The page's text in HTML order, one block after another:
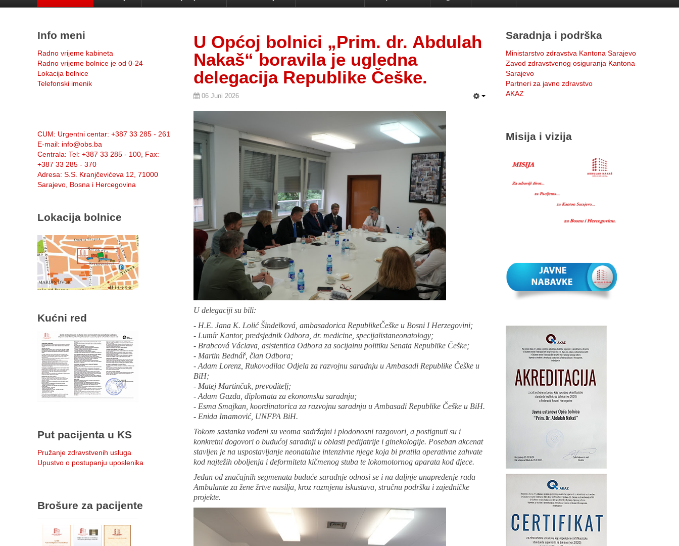
U Općoj bolnici „Prim. dr. Abdulah
Nakaš“ boravila je ugledna
delegacija Republike Češke.
06 Juni 2026
U delegaciji su bili:
- H.E. Jana K. Lolić Šindelková, ambasadorica RepublikeČeške u Bosni I Herzegovini;
- Lumír Kantor, predsjednik Odbora, dr. medicine, specijalistaneonatology;
- Brabcová Václava, asistentica Odbora za socijalnu politiku Senata Republike Češke;
- Martin Bednář, član Odbora;
- Adam Lorenz, Rukovodilac Odjela za razvojnu saradnju u Ambasadi Republike Češke u
BiH;
- Matej Martinčak, prevoditelj;
- Adam Gazda, diplomata za ekonomsku saradnju;
- Esma Smajkan, koordinatorica za razvojnu saradnju u Ambasadi Republike Češke u BiH.
- Enida Imamović, UNFPA BiH.
Tokom sastanka vođeni su veoma sadržajni i plodonosni razgovori, a postignuti su i
konkretni dogovori o budućoj saradnji u oblasti pedijatrije i ginekologije. Poseban akcenat
stavljen je na uspostavljanje neonatalne intenzivne njege koja bi pratila operativne zahvate
kod najtežih oboljenja i deformiteta kičmenog stuba te lokomotornog aparata kod djece.
Jedan od značajnih segmenata buduće saradnje odnosi se i na daljnje unapređenje rada
Ambulante za žene žrtve nasilja, kroz razmjenu iskustava, stručnu podršku i zajedničke
projekte.
Info meni
Radno vrijeme kabineta
Radno vrijeme bolnice je od 0-24
Lokacija bolnice
Telefonski imenik
CUM: Urgentni centar: +387 33 285 - 261
E-mail: info@obs.ba
Centrala: Tel: +387 33 285 - 100, Fax:
+387 33 285 - 370
Adresa: S.S. Kranjčevićeva 12, 71000
Sarajevo, Bosna i Hercegovina
Lokacija bolnice
Kućni red
Put pacijenta u KS
Pružanje zdravstvenih usluga
Upustvo o postupanju uposlenika
Brošure za pacijente
Saradnja i podrška
Ministarstvo zdravstva Kantona Sarajevo
Zavod zdravstvenog osiguranja Kantona
Sarajevo
Partneri za javno zdravstvo
AKAZ
Misija i vizija